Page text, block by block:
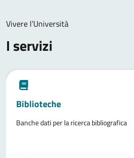
Vivere l’Università
I servizi
Biblioteche
Banche dati per la ricerca bibliografica